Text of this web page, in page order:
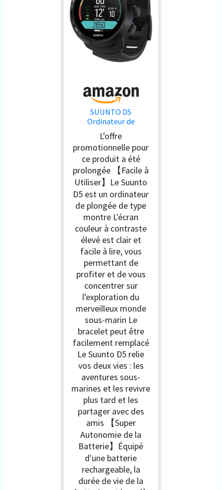
SUUNTO D5
Ordinateur de
plongée, écran couleur
étanche 100m
L'offre
promotionnelle pour
ce produit a été
prolongée 【Facile à
Utiliser】Le Suunto
D5 est un ordinateur
de plongée de type
montre L'écran
couleur à contraste
élevé est clair et
facile à lire, vous
permettant de
profiter et de vous
concentrer sur
l'exploration du
merveilleux monde
sous-marin Le
bracelet peut être
facilement remplacé
Le Suunto D5 relie
vos deux vies : les
aventures sous-
marines et les revivre
plus tard et les
partager avec des
amis 【Super
Autonomie de la
Batterie】Équipé
d'une batterie
rechargeable, la
durée de vie de la